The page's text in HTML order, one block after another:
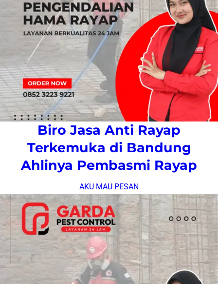
Biro Jasa Anti Rayap
Terkemuka di Bandung
Ahlinya Pembasmi Rayap
AKU MAU PESAN